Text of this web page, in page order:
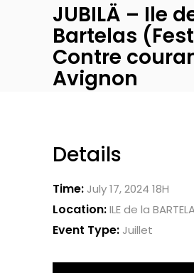
JUBILÄ – Ile
Bartelas
Contre
Avignon
Details
Time: July 17, 2024 18H
Location:ILE de la
Event Type: Juillet